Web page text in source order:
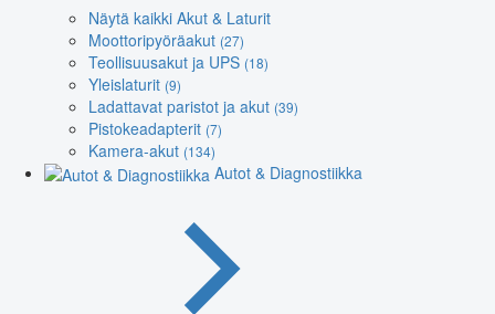
Näytä kaikki Akut & Laturit
Moottoripyöräakut (27)
Teollisuusakut ja UPS (18)
Yleislaturit (9)
Ladattavat paristot ja akut (39)
Pistokeadapterit (7)
Kamera-akut (134)
Autot & Diagnostiikka